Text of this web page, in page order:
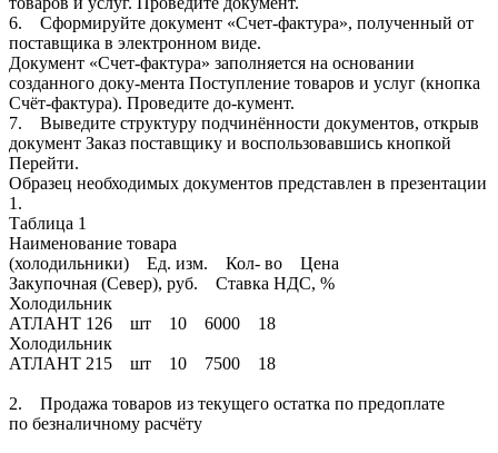
6. Сформируйте документ «Счет-фактура», полученный от
поставщика в электронном виде.
Документ «Счет-фактура» заполняется на основании
созданного доку-мента Поступление товаров и услуг (кнопка
Счёт-фактура). Проведите до-кумент.
7. Выведите структуру подчинённости документов, открыв
документ Заказ поставщику и воспользовавшись кнопкой
Перейти.
Образец необходимых документов представлен в презентации
1.
Таблица 1
Наименование товара
(холодильники) Ед. изм. Кол- во Цена
Закупочная (Север), руб. Ставка НДС, %
Холодильник
АТЛАНТ 126 шт 10 6000 18
Холодильник
АТЛАНТ 215 шт 10 7500 18
2. Продажа товаров из текущего остатка по предоплате
по безналичному расчёту